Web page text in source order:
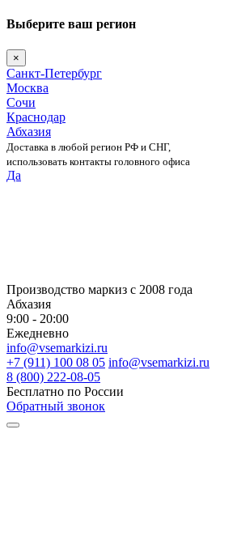
Выберите ваш регион
×
Санкт-Петербург
Москва
Сочи
Краснодар
Абхазия
Доставка в любой регион РФ и СНГ,
использовать контакты головного офиса
Да
Производство маркиз с 2008 года
Абхазия
9:00 - 20:00
Ежедневно
info@vsemarkizi.ru
+7 (911) 100 08 05 info@vsemarkizi.ru
8 (800) 222-08-05
Бесплатно по России
Обратный звонок